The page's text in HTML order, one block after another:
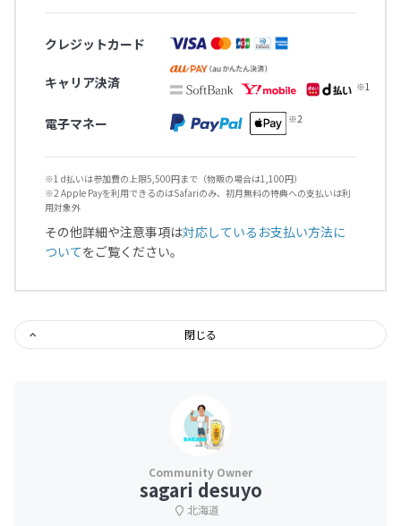
クレジットカード
キャリア決済
電子マネー
※1 d払いは参加費の上限5,500円まで（物販の場合は1,100円）
※2 Apple Payを利用できるのはSafariのみ、初月無料の特典への支払いは利
用対象外
その他詳細や注意事項は対応しているお支払い方法に
ついてをご覧ください。
閉じる
sagari desuyo
北海道